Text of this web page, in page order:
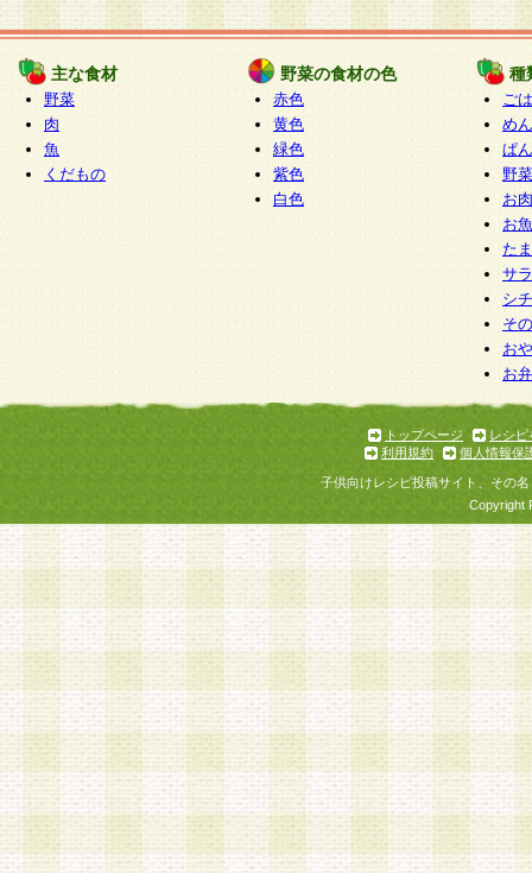
主な食材
野菜
肉
魚
くだもの
野菜の食材の色
赤色
黄色
緑色
紫色
白色
種
ご
めん
ぱん
野
お
お
た
サ
シ
そ
お
お
トップページ
レシピ
利用規約
個人情報保
子供向けレシピ投稿サイト、その
Copyright